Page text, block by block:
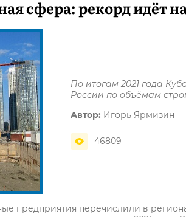
сфера: рекорд идёт
По итогам 2021 года
России по объёмам
Автор: Игорь Ярмизин
46809
предприятия перечислили в